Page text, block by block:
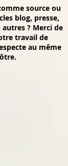
source ou
blog, presse,
? Merci de
travail de
au même